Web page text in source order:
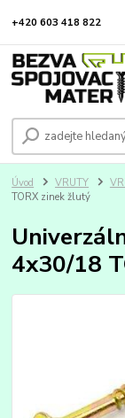
+420 603 418 822
Úvod VRUTY
TORX zinek žlutý
4x30/18